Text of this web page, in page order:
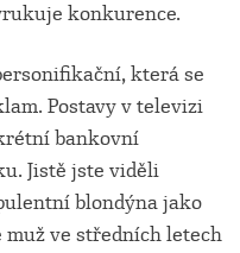
konkurence.
která se
Postavy v televizi
bankovní
Jistě jste viděli
blondýna jako
muž ve středních letech